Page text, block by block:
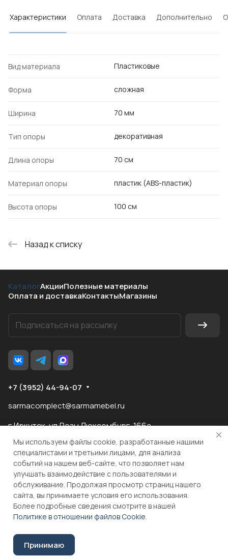
Характеристики Оплата Доставка Дополнительно
Вид материала Пластиковые
Форма сложная
Ширина 70 мм
Тип опоры декоративная
Длина опоры 70 см
Материал опоры пластик (ABS-пластик)
Высота опоры 100 см
Назад к списку
КаталогАкцииПолезные материалы
Оплата и доставкаКонтактыМагазины
+7 (3952) 44-94-07
sarmacomplect@sarmamebel.ru
г.Иркутск, ул.Розы Люксембург, 166а
разработка
и продвижение сайта
© 2026 ООО "МКС" ИНН 3810055324 ОГРН 1083810004860
Соглашение на обработку персональных данных
Мы используем файлы cookie, разработанные нашими
специалистами и третьими лицами, для анализа
событий на нашем веб-сайте, что позволяет нам
улучшать взаимодействие с пользователями и
обслуживание. Продолжая просмотр страниц нашего
сайта, вы принимаете условия его использования.
Более подробные сведения смотрите в нашей
Политике в отношении файлов Cookie.
Принимаю